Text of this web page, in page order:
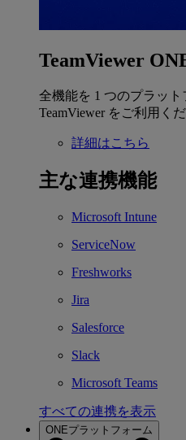
TeamViewer
全機能を 1 つのプラッ
TeamViewer をご利用くだ
詳細はこちら
主な連携機能
Microsoft Intune
ServiceNow
Freshworks
Jira
Salesforce
Slack
Microsoft Teams
すべての連携を表示
ONEプラットフォーム